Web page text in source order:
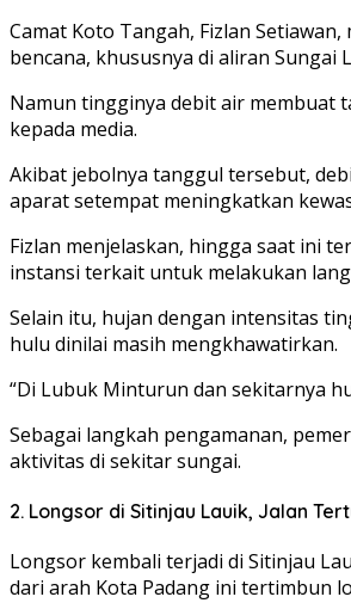
Camat Koto Tangah, Fizlan
bencana, khususnya di aliran Sungai
Namun tingginya debit air membuat
kepada media.
Akibat jebolnya tanggul tersebut,
aparat setempat meningkatkan
Fizlan menjelaskan, hingga saat ini
instansi terkait untuk melakukan
Selain itu, hujan dengan intensitas
hulu dinilai masih mengkhawatirkan.
“Di Lubuk Minturun dan sekitarnya
Sebagai langkah pengamanan,
aktivitas di sekitar sungai.
2. Longsor di Sitinjau Lauik, Jalan
Longsor kembali terjadi di Sitinjau
dari arah Kota Padang ini tertimbun